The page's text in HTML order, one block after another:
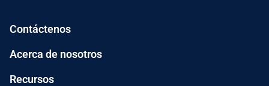
Contáctenos
Acerca de nosotros
Recursos